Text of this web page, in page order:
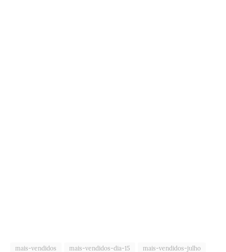
mais-vendidos mais-vendidos-dia-15 mais-vendidos-julho